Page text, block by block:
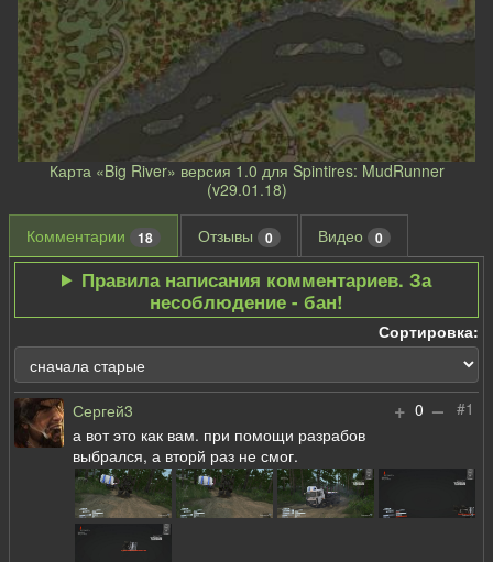
Карта «Big River» версия 1.0 для Spintires: MudRunner
(v29.01.18)
Комментарии 18 Отзывы 0 Видео 0
Правила написания комментариев. За
несоблюдение - бан!
Сортировка:
#1
+ 0 –
Сергей3
а вот это как вам. при помощи разрабов
выбрался, а вторй раз не смог.